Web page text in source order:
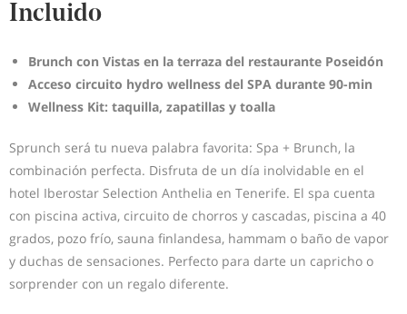
Incluido
Brunch con Vistas en la terraza del restaurante Poseidón
Acceso circuito hydro wellness del SPA durante 90-min
Wellness Kit: taquilla, zapatillas y toalla
Sprunch será tu nueva palabra favorita: Spa + Brunch, la
combinación perfecta. Disfruta de un día inolvidable en el
hotel Iberostar Selection Anthelia en Tenerife. El spa cuenta
con piscina activa, circuito de chorros y cascadas, piscina a 40
grados, pozo frío, sauna finlandesa, hammam o baño de vapor
y duchas de sensaciones. Perfecto para darte un capricho o
sorprender con un regalo diferente.